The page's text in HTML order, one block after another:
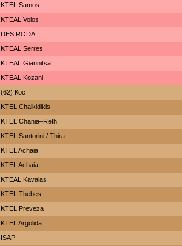
KTEL Samos
KTEAL Volos
DES RODA
KTEAL Serres
KTEAL Giannitsa
KTEAL Kozani
(62) Кос
ΚΤΕL Chalkidikis
KTEL Chania–Reth.
KTEL Santorini / Thira
KTEL Achaia
KTEL Achaia
KTEAL Kavalas
KTEL Thebes
KTEL Preveza
KTEL Argolida
ISAP